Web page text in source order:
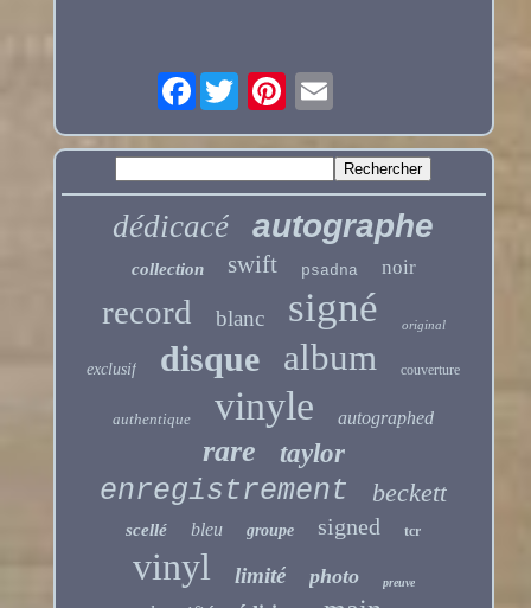
Facebook
dédicacé autographe
collection swift psadna noir
record blanc signé original
exclusif disque album couverture
authentique vinyle autographed
rare taylor
enregistrement beckett
scellé bleu groupe signed tcr
vinyl limité photo preuve